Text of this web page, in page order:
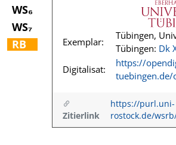
WS₆
WS₇
RB
Exemplar:
Tübingen,
Tübingen: Dk
Digitalisat:
https://
tuebingen.de/
Zitierlink
https://purl.uni-
rostock.de/